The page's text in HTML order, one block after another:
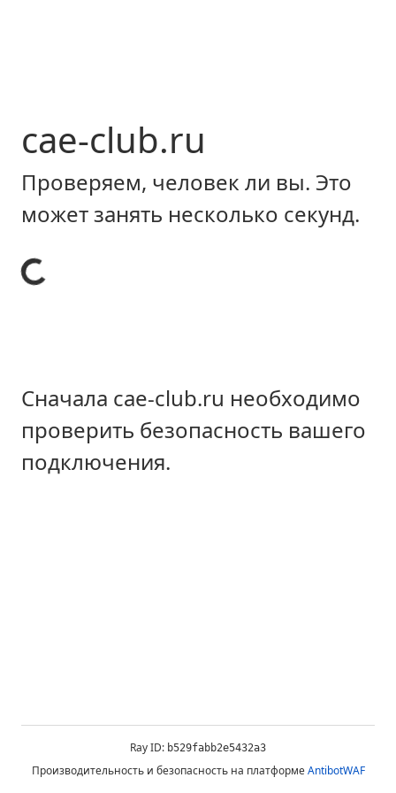
cae-club.ru
Проверяем, человек ли вы. Это
может занять несколько секунд.
Сначала cae-club.ru необходимо
проверить безопасность вашего
подключения.
Ray ID: b529fabb2e5432a3
Производительность и безопасность на платформеAntibotWAF